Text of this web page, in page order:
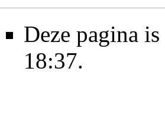
Deze pagina
18:37.